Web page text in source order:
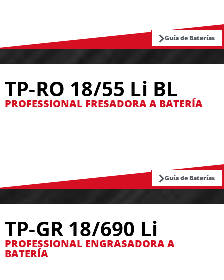
Guía de Baterías
TP-RO 18/55 Li BL
PROFESSIONAL FRESADORA A BATERÍA
Guía de Baterías
TP-GR 18/690 Li
PROFESSIONAL ENGRASADORA A
BATERÍA